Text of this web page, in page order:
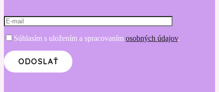
Súhlasím s uložením a spracovaním osobných údajov.